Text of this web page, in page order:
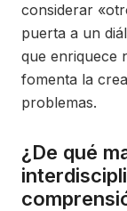
considerar
puerta a un
que enriquece
fomenta la
problemas.
¿De qué